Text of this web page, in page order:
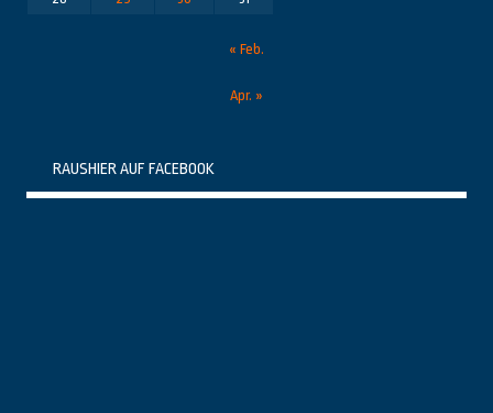
« Feb.
Apr. »
RAUSHIER AUF FACEBOOK